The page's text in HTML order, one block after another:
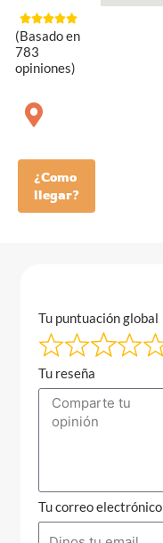
(Basado en
783
opiniones)
¿Como
llegar?
Tu puntuación global
Tu reseña
Tu correo electrónico